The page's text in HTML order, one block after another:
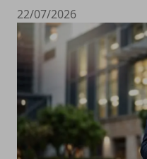
22/07/2026